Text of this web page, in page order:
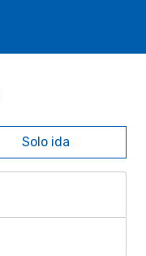
Solo ida